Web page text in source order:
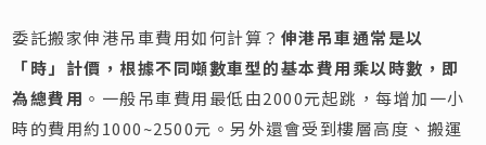
委託搬家伸港吊車費用如何計算？ 伸港吊車通常是以
「時」計價，根據不同噸數車型的基本費用乘以時數，即
為總費用 。一般吊車費用最低由2000元起跳，每增加一小
時的費用約1000~2500元。另外還會受到樓層高度、搬運